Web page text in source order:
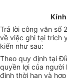
Trả lời công văn số
về việc ghi tại trích
kiến như sau:
Theo quy định tại
quyền lợi của người
định thời hạn và